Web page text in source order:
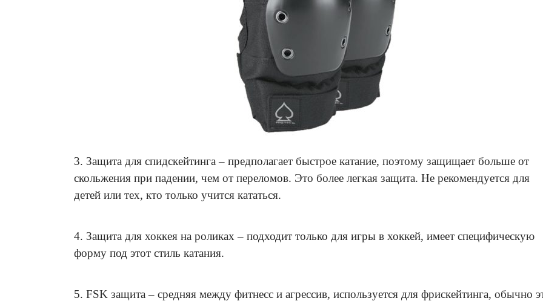
3. Защита для спидскейтинга – предполагает быстрое катание, поэтому защищает больше от
скольжения при падении, чем от переломов. Это более легкая защита. Не рекомендуется для
детей или тех, кто только учится кататься.
4. Защита для хоккея на роликах – подходит только для игры в хоккей, имеет специфическую
форму под этот стиль катания.
5. FSK защита – средняя между фитнесс и агрессив, используется для фрискейтинга, обычно